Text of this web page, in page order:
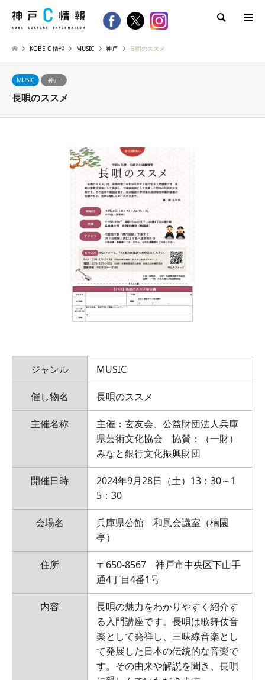
検索
KOBE C 情報 MUSIC 神戸 長唄のススメ
MUSIC 神戸
長唄のススメ
ジャンル MUSIC
催し物名 長唄のススメ
主催名称
主催：玄友会、公益財団法人兵庫
県芸術文化協会 協賛：（一財）
みなと銀行文化振興財団
開催日時
2024年9月28日（土）13：30～1
5：30
会場名
兵庫県公館 和風会議室（楠園
亭）
住所
〒650-8567 神戸市中央区下山手
通4丁目4番1号
内容
長唄の魅力をわかりやすく紹介す
る入門講座です。長唄は歌舞伎音
楽として発祥し、三味線音楽とし
て発展した日本の伝統的な音楽で
す。その由来や解説を聞き、長唄